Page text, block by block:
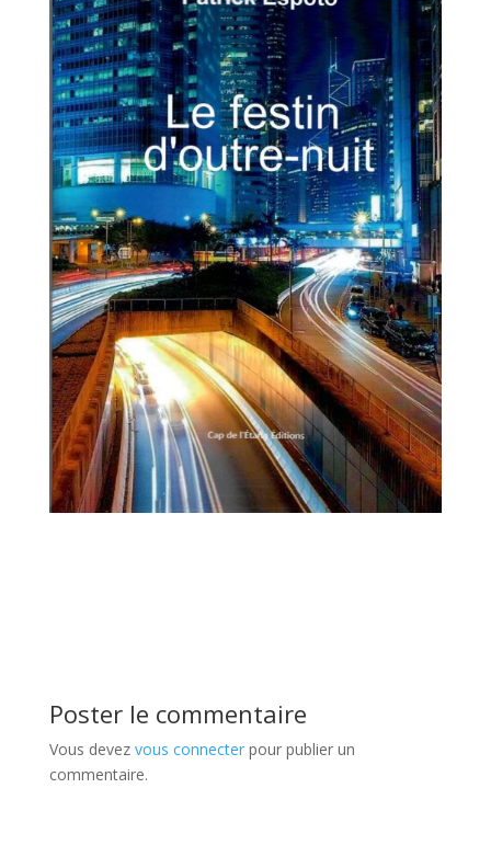
Poster le commentaire
Vous devez vous connecterpour publier un
commentaire.